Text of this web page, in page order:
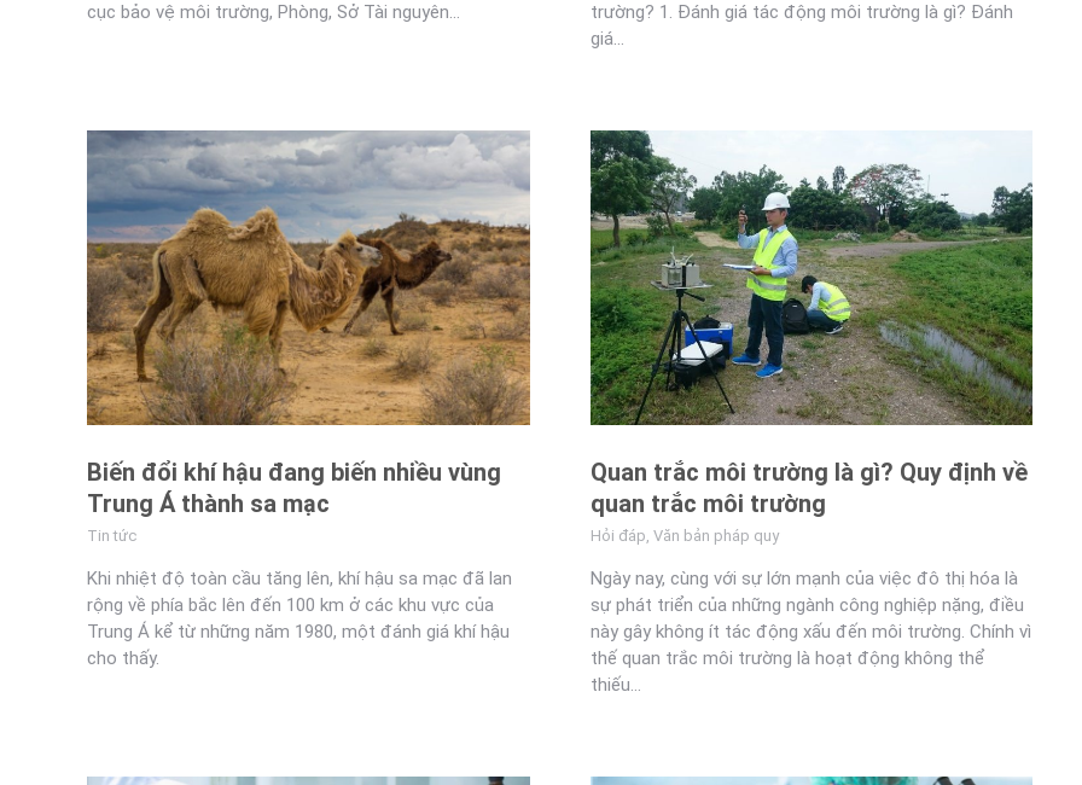
cục bảo vệ môi trường, Phòng, Sở Tài nguyên…
trường? 1. Đánh giá tác động môi trường là gì? Đánh
giá…
Biến đổi khí hậu đang biến nhiều vùng
Trung Á thành sa mạc
Tin tức
Khi nhiệt độ toàn cầu tăng lên, khí hậu sa mạc đã lan
rộng về phía bắc lên đến 100 km ở các khu vực của
Trung Á kể từ những năm 1980, một đánh giá khí hậu
cho thấy.
Quan trắc môi trường là gì? Quy định về
quan trắc môi trường
Hỏi đáp Văn bản pháp quy
Ngày nay, cùng với sự lớn mạnh của việc đô thị hóa là
sự phát triển của những ngành công nghiệp nặng, điều
này gây không ít tác động xấu đến môi trường. Chính vì
thế quan trắc môi trường là hoạt động không thể
thiếu…